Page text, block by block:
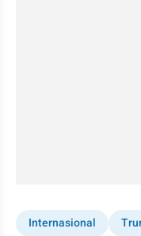
Internasional